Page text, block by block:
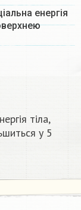
енергія
тіла,
у 5